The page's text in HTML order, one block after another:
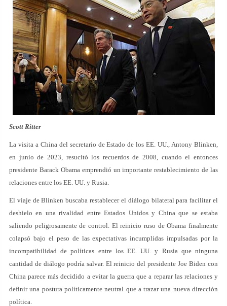
Scott Ritter
La visita a China del secretario de Estado de los EE. UU., Antony Blinken,
en junio de 2023, resucitó los recuerdos de 2008, cuando el entonces
presidente Barack Obama emprendió un importante restablecimiento de las
relaciones entre los EE. UU. y Rusia.
El viaje de Blinken buscaba restablecer el diálogo bilateral para facilitar el
deshielo en una rivalidad entre Estados Unidos y China que se estaba
saliendo peligrosamente de control. El reinicio ruso de Obama finalmente
colapsó bajo el peso de las expectativas incumplidas impulsadas por la
incompatibilidad de políticas entre los EE. UU. y Rusia que ninguna
cantidad de diálogo podría salvar. El reinicio del presidente Joe Biden con
China parece más decidido a evitar la guerra que a reparar las relaciones y
definir una postura políticamente neutral que a trazar una nueva dirección
política.